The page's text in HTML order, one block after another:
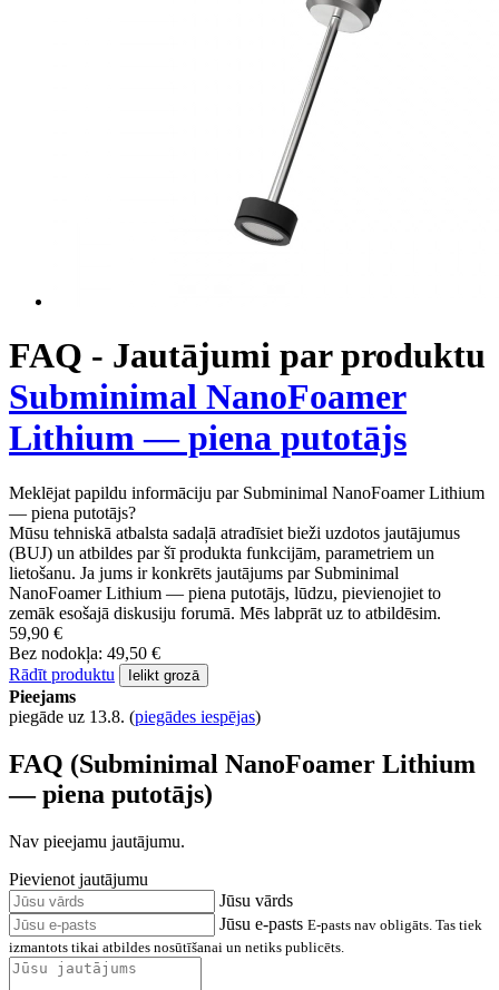
FAQ - Jautājumi par produktu
Subminimal NanoFoamer
Lithium — piena putotājs
Meklējat papildu informāciju par Subminimal NanoFoamer Lithium
— piena putotājs?
Mūsu tehniskā atbalsta sadaļā atradīsiet bieži uzdotos jautājumus
(BUJ) un atbildes par šī produkta funkcijām, parametriem un
lietošanu. Ja jums ir konkrēts jautājums par Subminimal
NanoFoamer Lithium — piena putotājs, lūdzu, pievienojiet to
zemāk esošajā diskusiju forumā. Mēs labprāt uz to atbildēsim.
59,90 €
Bez nodokļa: 49,50 €
Rādīt produktu
Ielikt grozā
Pieejams
piegāde uz 13.8. (piegādes iespējas)
FAQ (Subminimal NanoFoamer Lithium
— piena putotājs)
Nav pieejamu jautājumu.
Pievienot jautājumu
Jūsu vārds
Jūsu e-pasts E-pasts nav obligāts. Tas tiek
izmantots tikai atbildes nosūtīšanai un netiks publicēts.